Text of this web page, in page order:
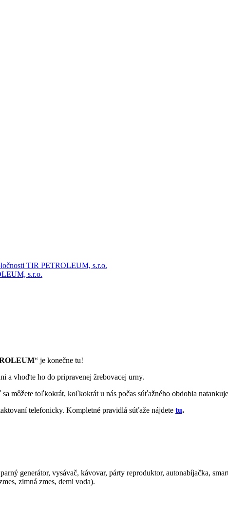
TIR PETROLEUM, s.r.o.
s.r.o.
“ je konečne tu!
a vhoďte ho do pripravenej žrebovacej urny.
môžete toľkokrát, koľkokrát u nás počas súťažného obdobia
telefonicky. Kompletné pravidlá súťaže nájdete tu.
generátor, vysávač, kávovar, párty reproduktor, autonabíjačka,
zimná zmes, demi voda).